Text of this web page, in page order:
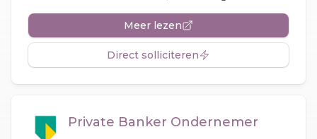
Meer lezen
Direct solliciteren
Private Banker Ondernemer